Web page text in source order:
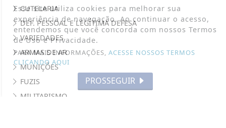
CUTELARIA
DEF. PESSOAL E LEGÍTIMA DEFESA
VARIEDADES
ARMAS DE AR
MUNIÇÕES
FUZIS
MILITARISMO
Esse site utiliza cookies para melhorar sua
experiência de navegação. Ao continuar o acesso,
entendemos que você concorda com nossos Termos
de Uso e Privacidade.
PARA MAIS INFORMAÇÕES, ACESSE NOSSOS TERMOS
CLICANDO AQUI
PROSSEGUIR